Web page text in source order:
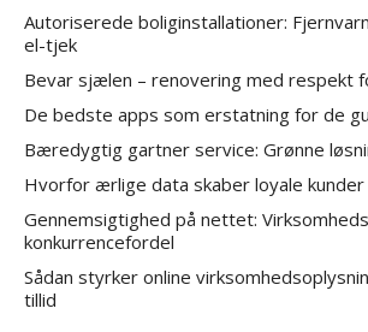
Autoriserede boliginstallationer:
el-tjek
Bevar sjælen – renovering med respekt
De bedste apps som erstatning for de
Bæredygtig gartner service: Grønne
Hvorfor ærlige data skaber loyale kunder
Gennemsigtighed på nettet:
konkurrencefordel
Sådan styrker online
tillid